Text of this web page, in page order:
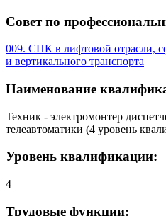
Совет по
009. СПК в лифтовой отрасли,
и вертикального транспорта
Наименование
Техник - электромонтер
телеавтоматики (4 уровень
Уровень квалификации:
4
Трудовые функции: